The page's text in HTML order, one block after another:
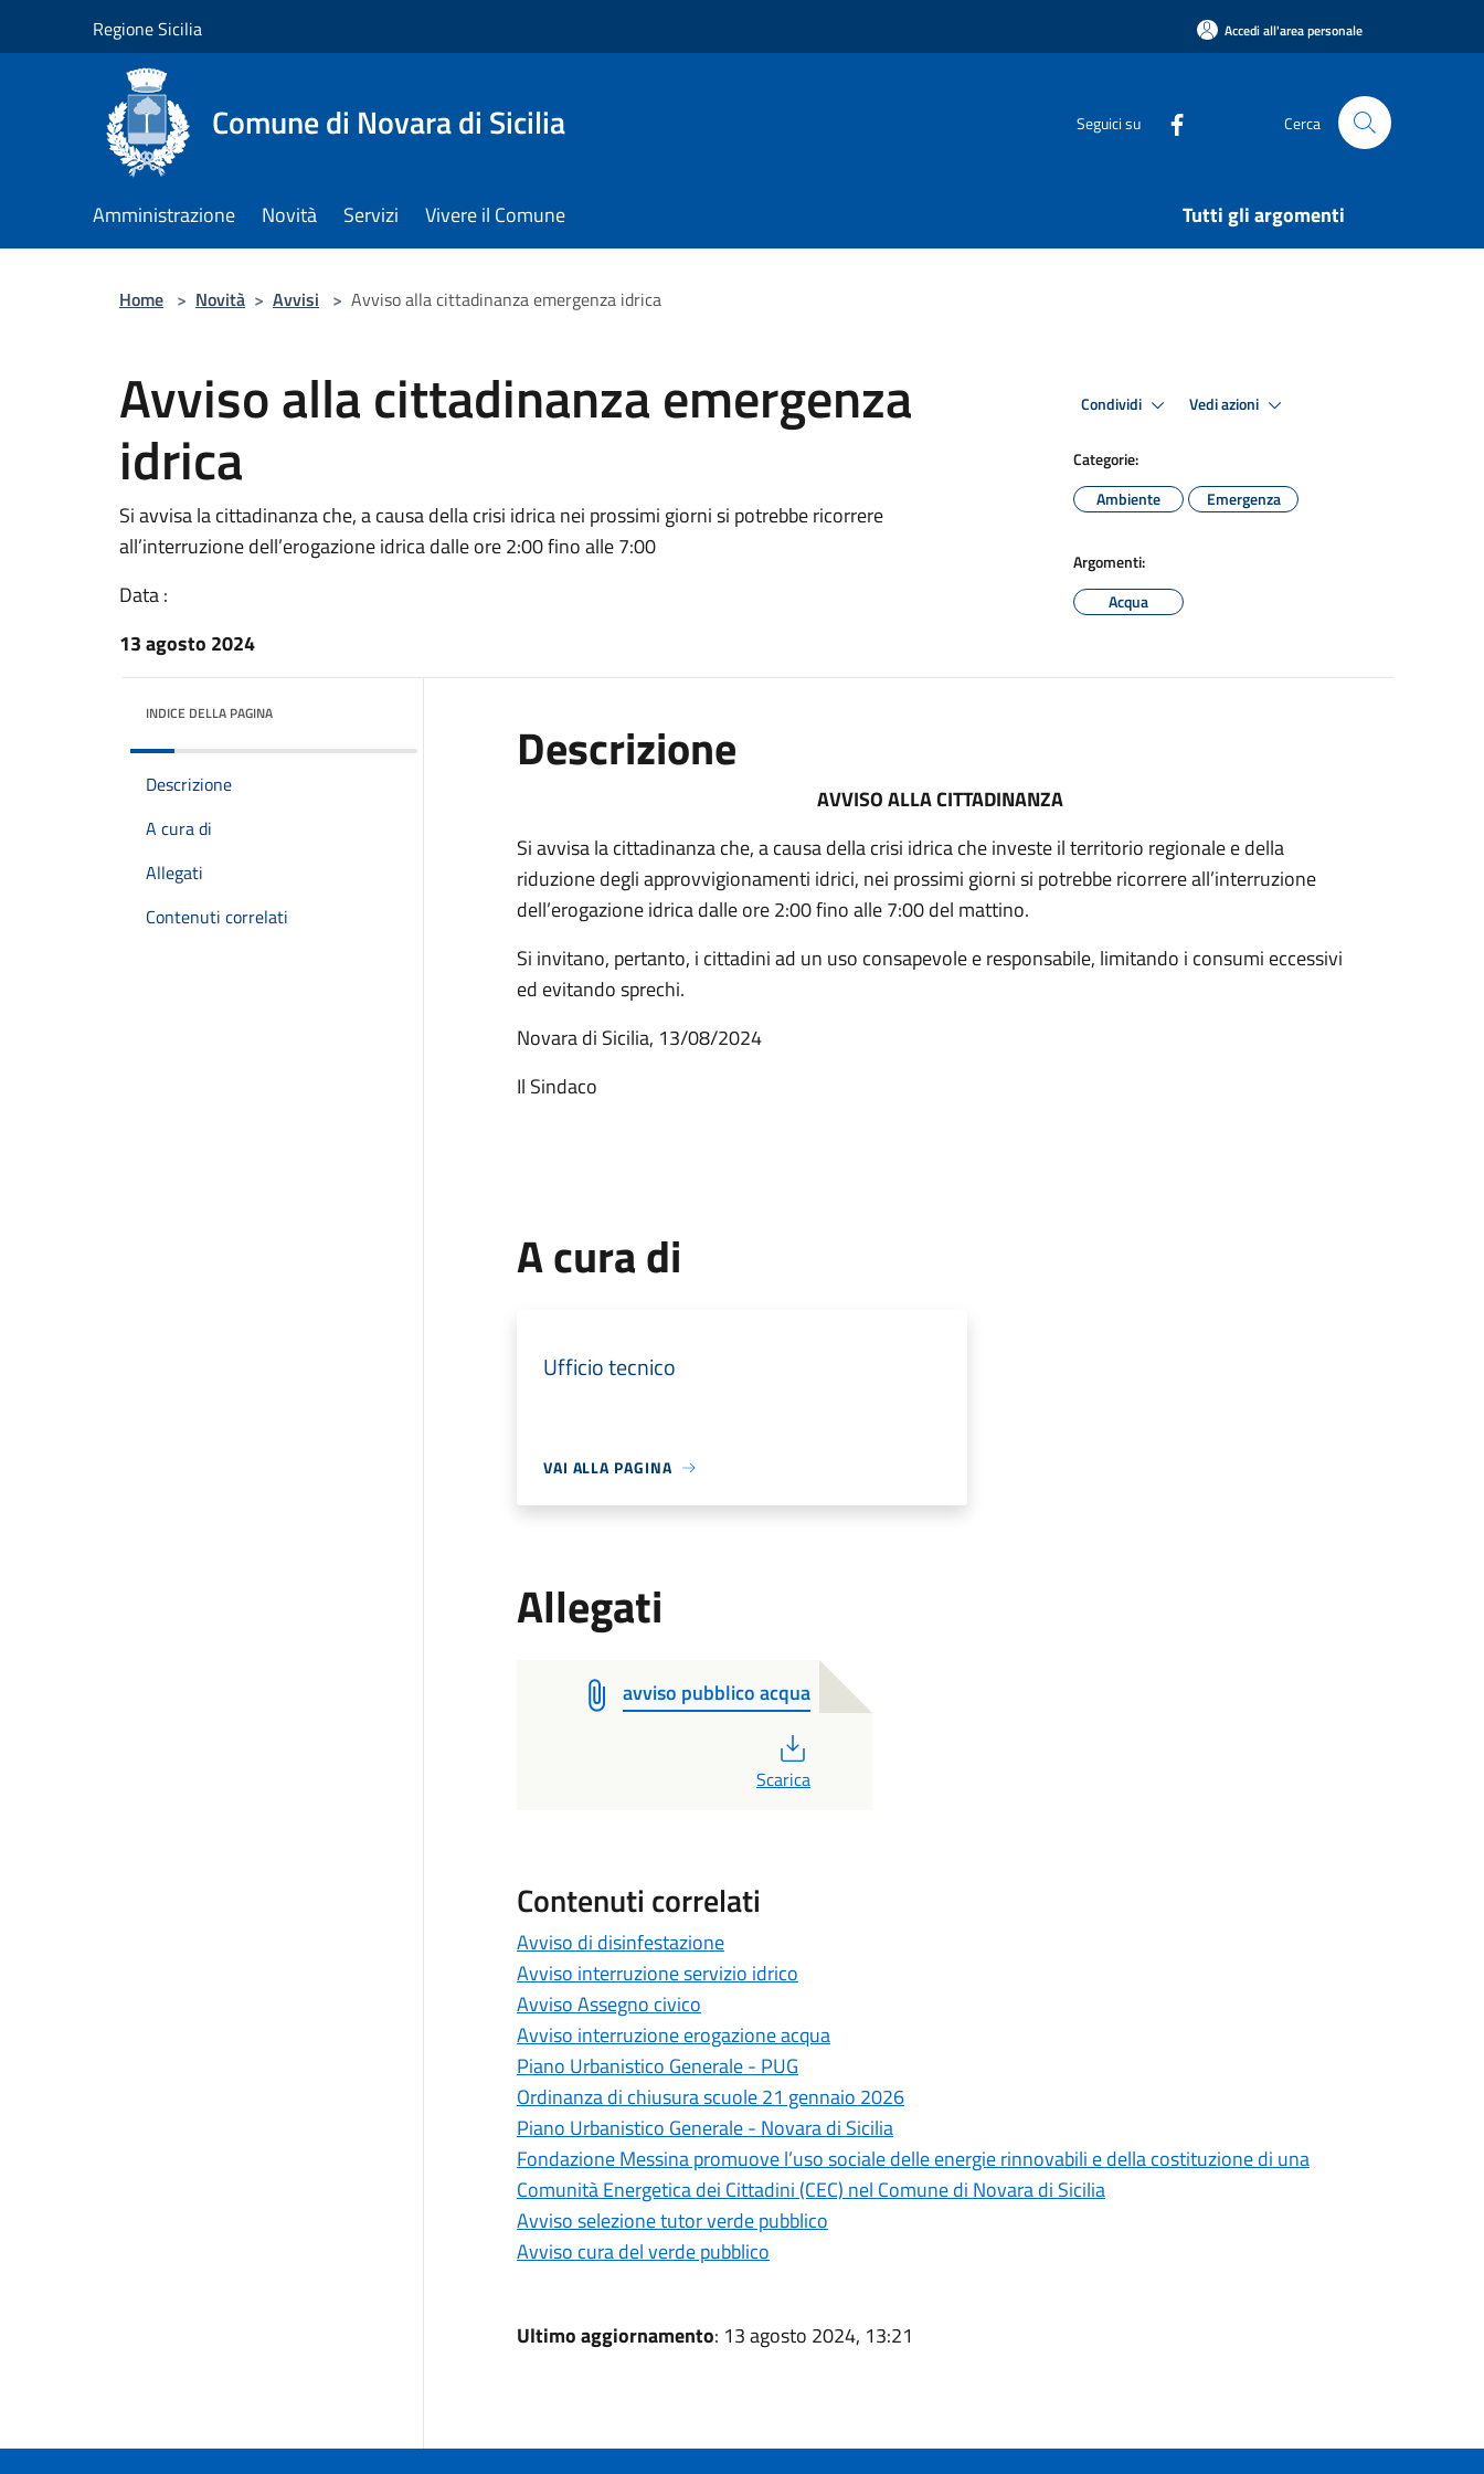
Regione Sicilia Accedi all'area personale
Comune di Novara di Sicilia Seguici su Cerca
Amministrazione Novità Servizi Vivere il Comune Tutti gli argomenti
Home > Novità > Avvisi > Avviso alla cittadinanza emergenza idrica
Avviso alla cittadinanza emergenza
idrica
Si avvisa la cittadinanza che, a causa della crisi idrica nei prossimi giorni si potrebbe ricorrere
all’interruzione dell’erogazione idrica dalle ore 2:00 fino alle 7:00
Data :
13 agosto 2024
Condividi Vedi azioni
Categorie:
Ambiente
Emergenza
Argomenti:
Acqua
INDICE DELLA PAGINA
Descrizione
A cura di
Allegati
Contenuti correlati
Descrizione
AVVISO ALLA CITTADINANZA
Si avvisa la cittadinanza che, a causa della crisi idrica che investe il territorio regionale e della
riduzione degli approvvigionamenti idrici, nei prossimi giorni si potrebbe ricorrere all’interruzione
dell’erogazione idrica dalle ore 2:00 fino alle 7:00 del mattino.
Si invitano, pertanto, i cittadini ad un uso consapevole e responsabile, limitando i consumi eccessivi
ed evitando sprechi.
Novara di Sicilia, 13/08/2024
Il Sindaco
A cura di
Ufficio tecnico
VAI ALLA PAGINA
Allegati
avviso pubblico acqua
Scarica
Contenuti correlati
Avviso di disinfestazione
Avviso interruzione servizio idrico
Avviso Assegno civico
Avviso interruzione erogazione acqua
Piano Urbanistico Generale - PUG
Ordinanza di chiusura scuole 21 gennaio 2026
Piano Urbanistico Generale - Novara di Sicilia
Fondazione Messina promuove l’uso sociale delle energie rinnovabili e della costituzione di una
Comunità Energetica dei Cittadini (CEC) nel Comune di Novara di Sicilia
Avviso selezione tutor verde pubblico
Avviso cura del verde pubblico
Ultimo aggiornamento: 13 agosto 2024, 13:21